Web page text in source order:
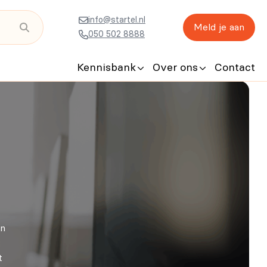
info@startel.nl
050 502 8888
Meld je aan
Kennisbank Over ons Contact